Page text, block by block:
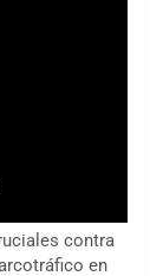
contra
en